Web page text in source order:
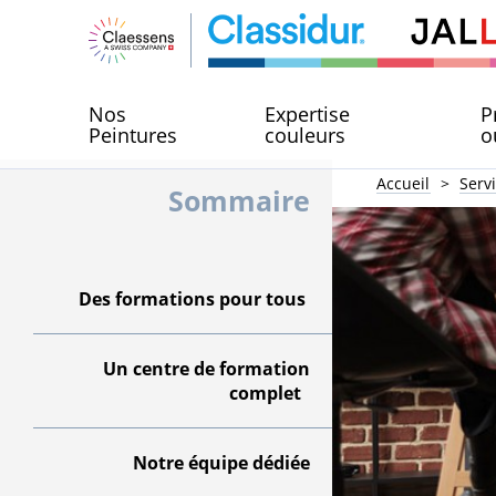
Nos
Peintures
Expertise
couleurs
Sommaire
Des formations pour tous
Un centre de formation
complet
Notre équipe dédiée
Accueil